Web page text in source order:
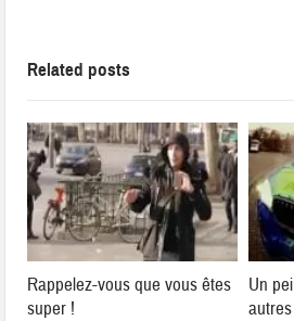
Related posts
Rappelez-vous que vous êtes
super !
Un
autres